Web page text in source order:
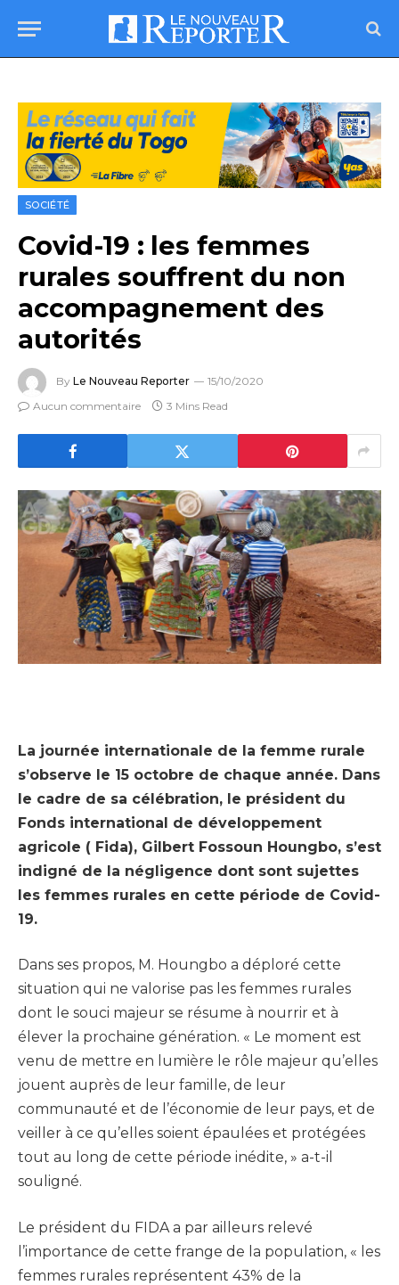
SOCIÉTÉ
Covid-19 : les femmes
rurales souffrent du non
accompagnement des
autorités
By Le Nouveau Reporter
15/10/2020
Aucun commentaire
3 Mins Read
La journée internationale de la femme rurale
s’observe le 15 octobre de chaque année. Dans
le cadre de sa célébration, le président du
Fonds international de développement
agricole ( Fida), Gilbert Fossoun Houngbo, s’est
indigné de la négligence dont sont sujettes
les femmes rurales en cette période de Covid-
19.
Dans ses propos, M. Houngbo a déploré cette
situation qui ne valorise pas les femmes rurales
dont le souci majeur se résume à nourrir et à
élever la prochaine génération. « Le moment est
venu de mettre en lumière le rôle majeur qu’elles
jouent auprès de leur famille, de leur
communauté et de l’économie de leur pays, et de
veiller à ce qu’elles soient épaulées et protégées
tout au long de cette période inédite, » a-t-il
souligné.
Le président du FIDA a par ailleurs relevé
l’importance de cette frange de la population, « les
femmes rurales représentent 43% de la